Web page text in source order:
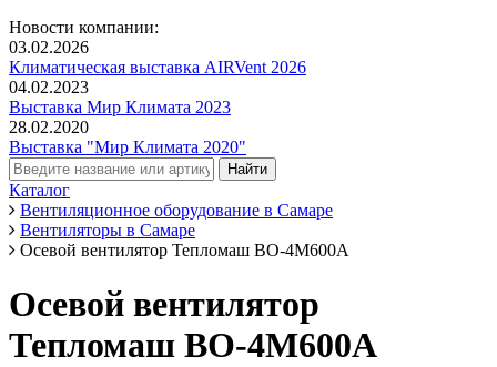
Новости компании:
03.02.2026
Климатическая выставка AIRVent 2026
04.02.2023
Выставка Мир Климата 2023
28.02.2020
Выставка "Мир Климата 2020"
Каталог
Вентиляционное оборудование в Самаре
Вентиляторы в Самаре
Осевой вентилятор Тепломаш ВО-4М600A
Осевой вентилятор
Тепломаш ВО-4М600A